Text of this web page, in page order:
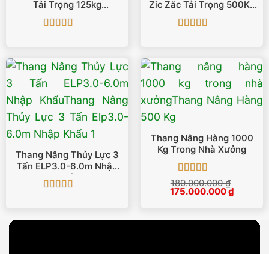
Tải Trọng 125kg
GTWY1001
Zic Zăc Tải Trọng 500Kg
SJY0.5-12
Thang Nâng Thủy Lực 3
Tấn ELP3.0-6.0m Nhập
Khẩu
Thang Nâng Hàng 1000
Kg Trong Nhà Xưởng
Được xếp
hạng55 sao
180.000.000₫
Giá
175.000.000₫Giá
hiện